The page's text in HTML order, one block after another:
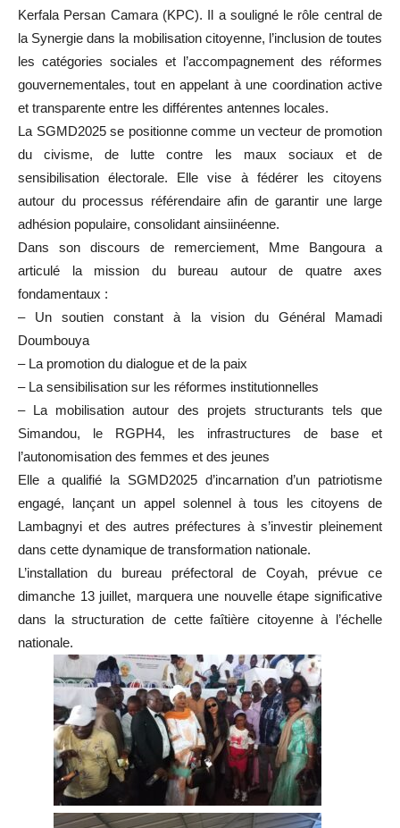
Kerfala Persan Camara (KPC). Il a souligné le rôle central de
la Synergie dans la mobilisation citoyenne, l’inclusion de toutes
les catégories sociales et l’accompagnement des réformes
gouvernementales, tout en appelant à une coordination active
et transparente entre les différentes antennes locales.
La SGMD2025 se positionne comme un vecteur de promotion
du civisme, de lutte contre les maux sociaux et de
sensibilisation électorale. Elle vise à fédérer les citoyens
autour du processus référendaire afin de garantir une large
adhésion populaire, consolidant ainsiinéenne.
Dans son discours de remerciement, Mme Bangoura a
articulé la mission du bureau autour de quatre axes
fondamentaux :
– Un soutien constant à la vision du Général Mamadi
Doumbouya
– La promotion du dialogue et de la paix
– La sensibilisation sur les réformes institutionnelles
– La mobilisation autour des projets structurants tels que
Simandou, le RGPH4, les infrastructures de base et
l’autonomisation des femmes et des jeunes
Elle a qualifié la SGMD2025 d’incarnation d’un patriotisme
engagé, lançant un appel solennel à tous les citoyens de
Lambagnyi et des autres préfectures à s’investir pleinement
dans cette dynamique de transformation nationale.
L’installation du bureau préfectoral de Coyah, prévue ce
dimanche 13 juillet, marquera une nouvelle étape significative
dans la structuration de cette faîtière citoyenne à l’échelle
nationale.